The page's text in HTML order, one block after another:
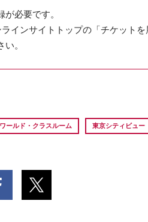
必要です。
インサイトトップの「チケット
。
ワールド・クラスルーム 東京シティビュー